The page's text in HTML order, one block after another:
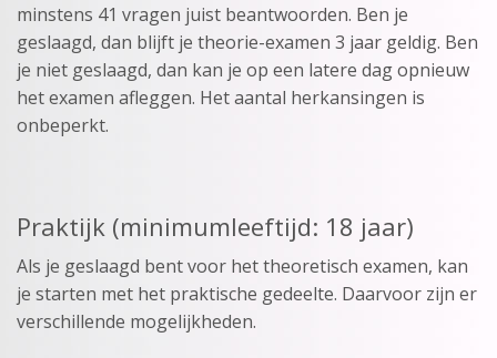
minstens 41 vragen juist beantwoorden. Ben je
geslaagd, dan blijft je theorie-examen 3 jaar geldig. Ben
je niet geslaagd, dan kan je op een latere dag opnieuw
het examen afleggen. Het aantal herkansingen is
onbeperkt.
Praktijk (minimumleeftijd: 18 jaar)
Als je geslaagd bent voor het theoretisch examen, kan
je starten met het praktische gedeelte. Daarvoor zijn er
verschillende mogelijkheden.